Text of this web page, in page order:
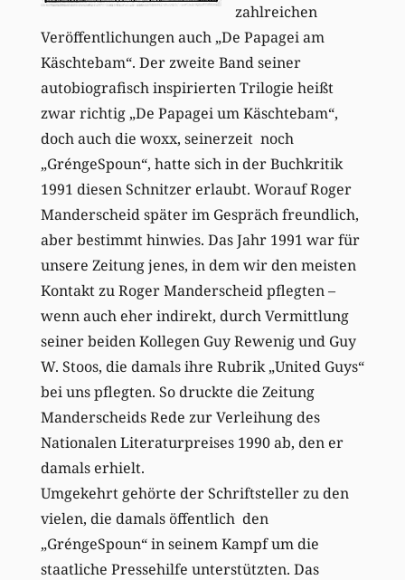
zahlreichen
Veröffentlichungen auch „De Papagei am
Käschtebam“. Der zweite Band seiner
autobiografisch inspirierten Trilogie heißt
zwar richtig „De Papagei um Käschtebam“,
doch auch die woxx, seinerzeit noch
„GréngeSpoun“, hatte sich in der Buchkritik
1991 diesen Schnitzer erlaubt. Worauf Roger
Manderscheid später im Gespräch freundlich,
aber bestimmt hinwies. Das Jahr 1991 war für
unsere Zeitung jenes, in dem wir den meisten
Kontakt zu Roger Manderscheid pflegten –
wenn auch eher indirekt, durch Vermittlung
seiner beiden Kollegen Guy Rewenig und Guy
W. Stoos, die damals ihre Rubrik „United Guys“
bei uns pflegten. So druckte die Zeitung
Manderscheids Rede zur Verleihung des
Nationalen Literaturpreises 1990 ab, den er
damals erhielt.
Umgekehrt gehörte der Schriftsteller zu den
vielen, die damals öffentlich den
„GréngeSpoun“ in seinem Kampf um die
staatliche Pressehilfe unterstützten. Das